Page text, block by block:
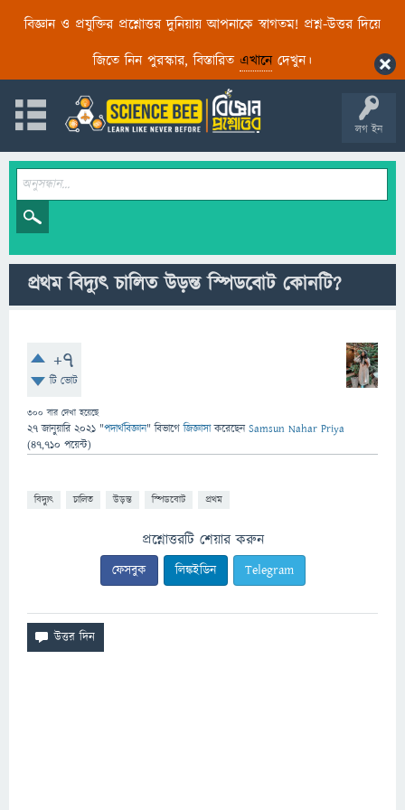
বিজ্ঞান ও প্রযুক্তির প্রশ্নোত্তর দুনিয়ায় আপনাকে স্বাগতম! প্রশ্ন-উত্তর দিয়ে
জিতে নিন পুরস্কার, বিস্তারিত এখানেদেখুন।
লগ ইন
প্রথম বিদ্যুৎ চালিত উড়ন্ত স্পিডবোট কোনটি?
+7
টি ভোট
300 বার দেখা হয়েছে
27 জানুয়ারি 2021 "পদার্থবিজ্ঞান" বিভাগে জিজ্ঞাসাকরেছেনSamsun Nahar Priya
(47,710 পয়েন্ট)
বিদ্যুৎ চালিত উড়ন্ত স্পিডবোট প্রথম
প্রশ্নোত্তরটি শেয়ার করুন
ফেসবুক লিঙ্কইডিন Telegram